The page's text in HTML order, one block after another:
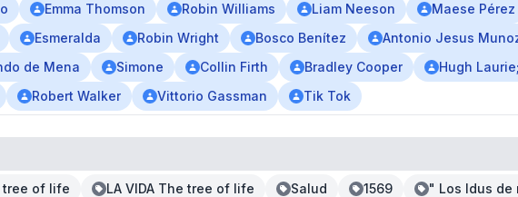
Emma Thomson Robin Williams Liam Neeson Maese Pérez
Esmeralda Robin Wright Bosco Benítez Antonio Jesus
de Mena Simone Collin Firth Bradley Cooper Hugh
Robert Walker Vittorio Gassman Tik Tok
tree of life LA VIDA The tree of life Salud 1569 " Los Idus de